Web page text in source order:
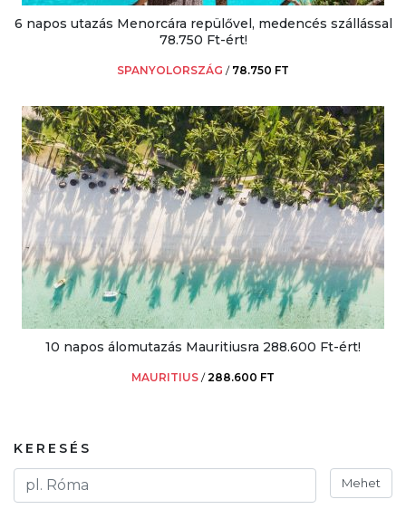
6 napos utazás Menorcára repülővel, medencés szállással
78.750 Ft-ért!
SPANYOLORSZÁG / 78.750 FT
10 napos álomutazás Mauritiusra 288.600 Ft-ért!
MAURITIUS /288.600 FT
KERESÉS
Mehet